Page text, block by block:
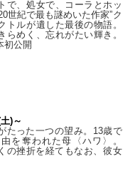
で、処⼥で、コーラとホッ
世紀で最も謎めいた作家”ク
トルが遺した最後の物語。
らめく、忘れがたい輝き。
初公開
)～
たった一つの望み。13歳で
を奪われた母〈ハワ〉。
挫折を経てもなお、彼女